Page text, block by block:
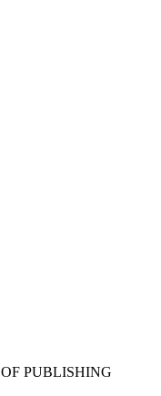
PUBLISHING